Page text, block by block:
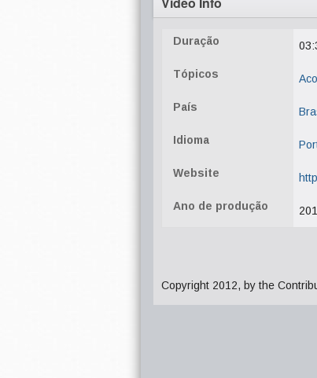
Duração
Tópicos
País
Idioma
Website
Ano de produção
Copyright 2012, by the